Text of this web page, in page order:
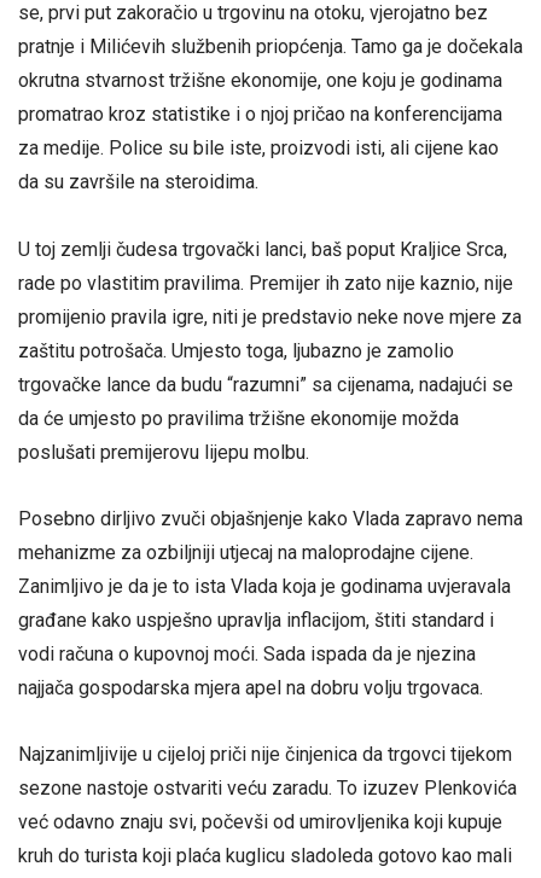
se, prvi put zakoračio u trgovinu na otoku, vjerojatno bez
pratnje i Milićevih službenih priopćenja. Tamo ga je dočekala
okrutna stvarnost tržišne ekonomije, one koju je godinama
promatrao kroz statistike i o njoj pričao na konferencijama
za medije. Police su bile iste, proizvodi isti, ali cijene kao
da su završile na steroidima.
U toj zemlji čudesa trgovački lanci, baš poput Kraljice Srca,
rade po vlastitim pravilima. Premijer ih zato nije kaznio, nije
promijenio pravila igre, niti je predstavio neke nove mjere za
zaštitu potrošača. Umjesto toga, ljubazno je zamolio
trgovačke lance da budu “razumni” sa cijenama, nadajući se
da će umjesto po pravilima tržišne ekonomije možda
poslušati premijerovu lijepu molbu.
Posebno dirljivo zvuči objašnjenje kako Vlada zapravo nema
mehanizme za ozbiljniji utjecaj na maloprodajne cijene.
Zanimljivo je da je to ista Vlada koja je godinama uvjeravala
građane kako uspješno upravlja inflacijom, štiti standard i
vodi računa o kupovnoj moći. Sada ispada da je njezina
najjača gospodarska mjera apel na dobru volju trgovaca.
Najzanimljivije u cijeloj priči nije činjenica da trgovci tijekom
sezone nastoje ostvariti veću zaradu. To izuzev Plenkovića
već odavno znaju svi, počevši od umirovljenika koji kupuje
kruh do turista koji plaća kuglicu sladoleda gotovo kao mali